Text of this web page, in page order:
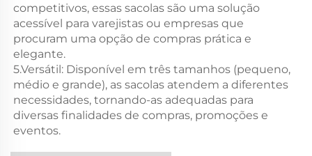
competitivos, essas sacolas são uma solução
acessível para varejistas ou empresas que
procuram uma opção de compras prática e
elegante.
5.Versátil: Disponível em três tamanhos (pequeno,
médio e grande), as sacolas atendem a diferentes
necessidades, tornando-as adequadas para
diversas finalidades de compras, promoções e
eventos.